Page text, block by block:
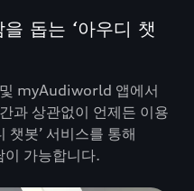
돕는 ‘아우디 챗
myAudiworld 앱에서
과 상관없이 언제든 이용
챗봇’ 서비스를 통해
가능합니다.